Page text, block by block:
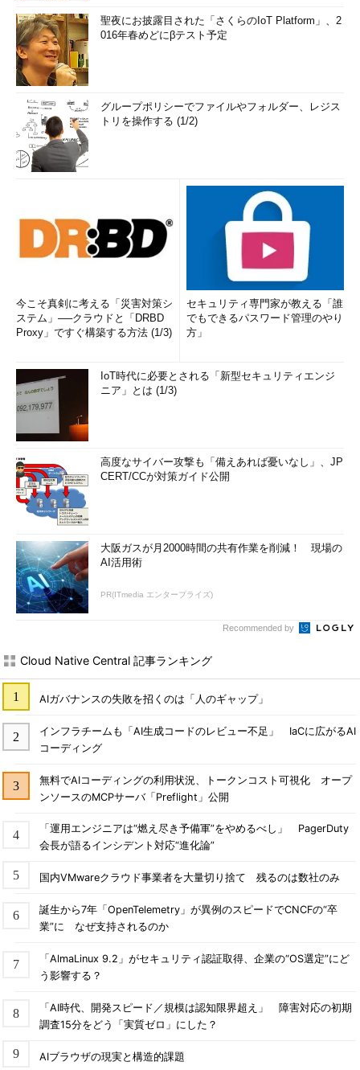
聖夜にお披露目された「さくらのIoT Platform」、2
016年春めどにβテスト予定
グループポリシーでファイルやフォルダー、レジス
トリを操作する (1/2)
今こそ真剣に考える「災害対策シ
ステム」──クラウドと「DRBD
Proxy」ですぐ構築する方法 (1/3)
セキュリティ専門家が教える「誰
でもできるパスワード管理のやり
方」
IoT時代に必要とされる「新型セキュリティエンジ
ニア」とは (1/3)
高度なサイバー攻撃も「備えあれば憂いなし」、JP
CERT/CCが対策ガイド公開
大阪ガスが月2000時間の共有作業を削減！ 現場の
AI活用術
PR(ITmedia エンタープライズ)
Recommended by
Cloud Native Central 記事ランキング
AIガバナンスの失敗を招くのは「人のギャップ」
インフラチームも「AI生成コードのレビュー不足」 IaCに広がるAI
コーディング
無料でAIコーディングの利用状況、トークンコスト可視化 オープ
ンソースのMCPサーバ「Preflight」公開
「運用エンジニアは“燃え尽き予備軍”をやめるべし」 PagerDuty
会長が語るインシデント対応“進化論”
国内VMwareクラウド事業者を大量切り捨て 残るのは数社のみ
誕生から7年「OpenTelemetry」が異例のスピードでCNCFの“卒
業”に なぜ支持されるのか
「AlmaLinux 9.2」がセキュリティ認証取得、企業の“OS選定”にど
う影響する？
「AI時代、開発スピード／規模は認知限界超え」 障害対応の初期
調査15分をどう「実質ゼロ」にした？
AIブラウザの現実と構造的課題